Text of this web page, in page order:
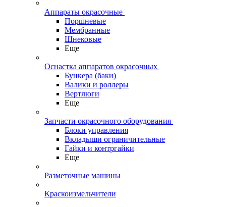
Аппараты окрасочные
Поршневые
Мембранные
Шнековые
Еще
Оснастка аппаратов окрасочных
Бункера (баки)
Валики и роллеры
Вертлюги
Еще
Запчасти окрасочного оборудования
Блоки управления
Вкладыши ограничительные
Гайки и контргайки
Еще
Разметочные машины
Краскоизмельчители